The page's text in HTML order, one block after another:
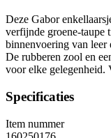
Deze Gabor
verfijnde groene-taupe
binnenvoering van leer
De rubberen zool en
voor elke gelegenheid.
Specificaties
Item nummer